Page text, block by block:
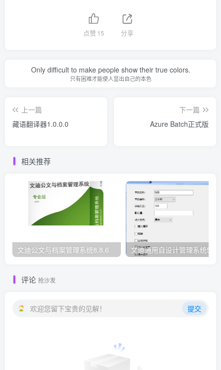
点赞 15 分享
Only difficult to make people show their true colors.
只有困难才能使人显出自己的本色
上一篇
藏语翻译器1.0.0.0
下一篇
Azure Batch正式版
相关推荐
文迪公文与档案管理系统8.8.6 文迪通用自设计管理系统
评论 抢沙发
欢迎您留下宝贵的见解！ 提交